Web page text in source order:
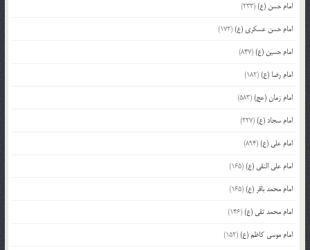
امام حسن (ع)(233)
امام حسن عسکری (ع)(172)
امام حسین (ع)(847)
امام رضا (ع)(182)
امام زمان (عج)(583)
امام سجاد (ع)(227)
امام علی (ع)(894)
امام علی النقی (ع)(165)
امام محمد باقر (ع)(165)
امام محمد تقی (ع)(146)
امام موسی کاظم (ع)(152)